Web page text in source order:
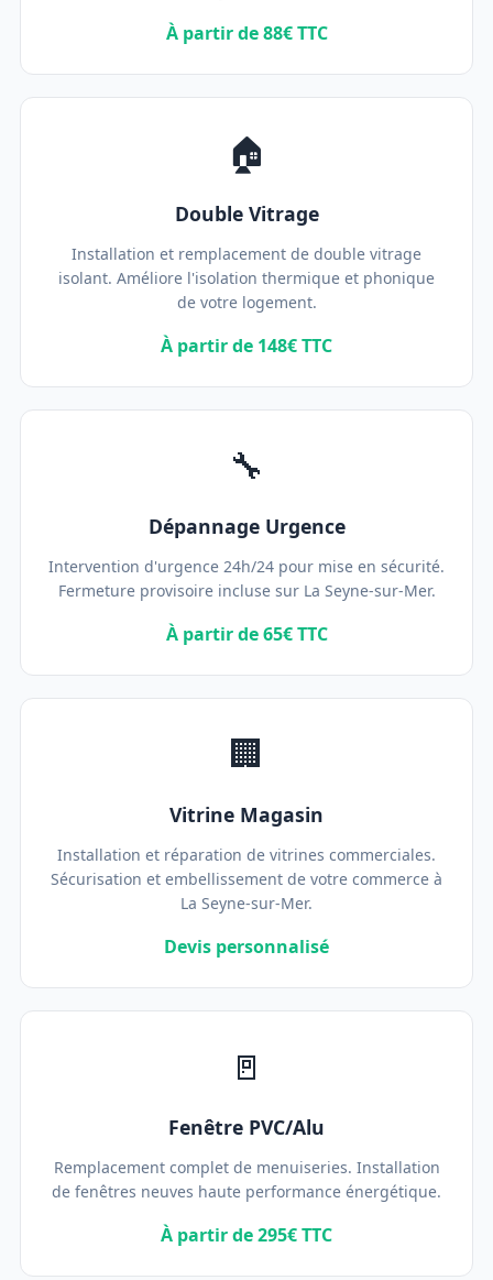
À partir de 88€ TTC
🏠
Double Vitrage
Installation et remplacement de double vitrage
isolant. Améliore l'isolation thermique et phonique
de votre logement.
À partir de 148€ TTC
🔧
Dépannage Urgence
Intervention d'urgence 24h/24 pour mise en sécurité.
Fermeture provisoire incluse sur La Seyne-sur-Mer.
À partir de 65€ TTC
🏢
Vitrine Magasin
Installation et réparation de vitrines commerciales.
Sécurisation et embellissement de votre commerce à
La Seyne-sur-Mer.
Devis personnalisé
🚪
Fenêtre PVC/Alu
Remplacement complet de menuiseries. Installation
de fenêtres neuves haute performance énergétique.
À partir de 295€ TTC